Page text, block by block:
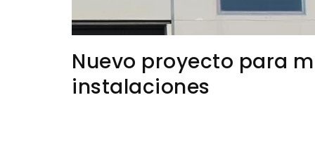
Nuevo proyecto para
instalaciones